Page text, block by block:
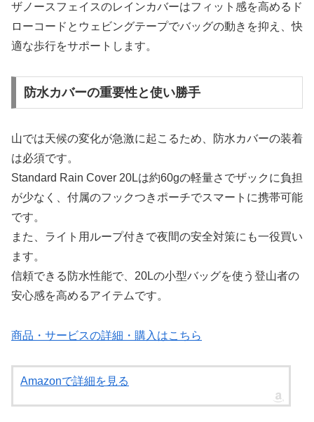
ザノースフェイスのレインカバーはフィット感を高めるド
ローコードとウェビングテープでバッグの動きを抑え、快
適な歩行をサポートします。
防水カバーの重要性と使い勝手
山では天候の変化が急激に起こるため、防水カバーの装着
は必須です。
Standard Rain Cover 20Lは約60gの軽量さでザックに負担
が少なく、付属のフックつきポーチでスマートに携帯可能
です。
また、ライト用ループ付きで夜間の安全対策にも一役買い
ます。
信頼できる防水性能で、20Lの小型バッグを使う登山者の
安心感を高めるアイテムです。
商品・サービスの詳細・購入はこちら
Amazonで詳細を見る